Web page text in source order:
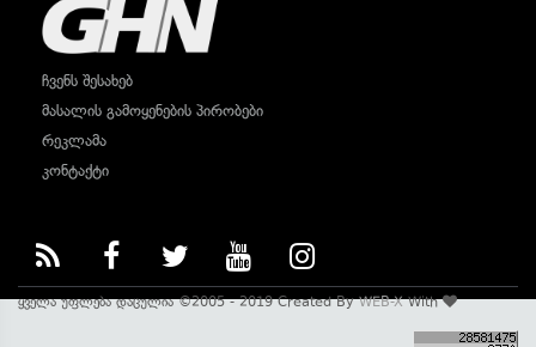
ჩვენს შესახებ
მასალის გამოყენების პირობები
რეკლამა
კონტაქტი
ყველა უფლება დაცულია ©2005 - 2019 Created ByWEB-XWith